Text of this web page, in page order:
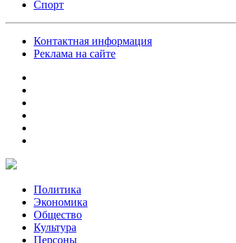
Спорт
Контактная информация
Реклама на сайте
Политика
Экономика
Общество
Культура
Персоны